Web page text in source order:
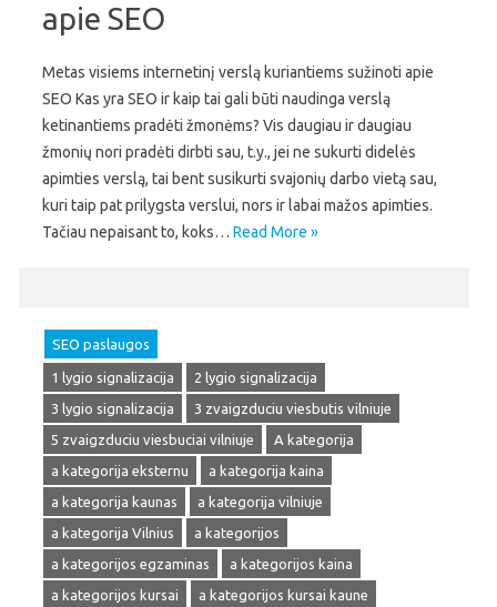
apie SEO
Metas visiems internetinį verslą kuriantiems sužinoti apie
SEO Kas yra SEO ir kaip tai gali būti naudinga verslą
ketinantiems pradėti žmonėms? Vis daugiau ir daugiau
žmonių nori pradėti dirbti sau, t.y., jei ne sukurti didelės
apimties verslą, tai bent susikurti svajonių darbo vietą sau,
kuri taip pat prilygsta verslui, nors ir labai mažos apimties.
Tačiau nepaisant to, koks… Read More »
SEO paslaugos
1 lygio signalizacija
2 lygio signalizacija
3 lygio signalizacija
3 zvaigzduciu viesbutis vilniuje
5 zvaigzduciu viesbuciai vilniuje
A kategorija
a kategorija eksternu
a kategorija kaina
a kategorija kaunas
a kategorija vilniuje
a kategorija Vilnius
a kategorijos
a kategorijos egzaminas
a kategorijos kaina
a kategorijos kursai
a kategorijos kursai kaune